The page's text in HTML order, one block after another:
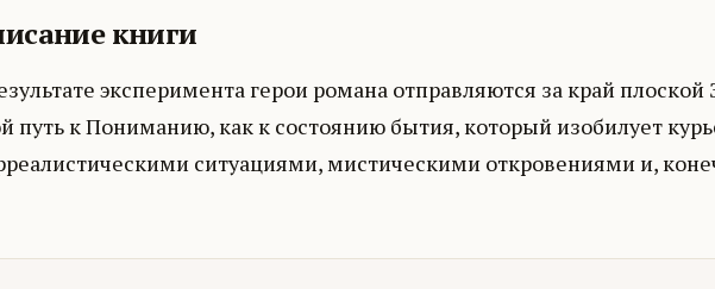
книги
эксперимента герои романа отправляются за край
путь к Пониманию, как к состоянию бытия, который изобилует
ситуациями, мистическими откровениями и,